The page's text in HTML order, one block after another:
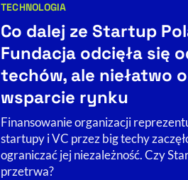
Kategorie artykułu:
TECHNOLOGIA
Co dalej ze Startup
Fundacja odcięła się
techów, ale niełatwo o
wsparcie rynku
Finansowanie organizacji
startupy i VC przez big techy
ograniczać jej niezależność. Czy
przetrwa?